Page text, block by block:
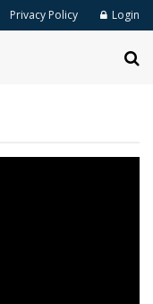
Privacy Policy Login